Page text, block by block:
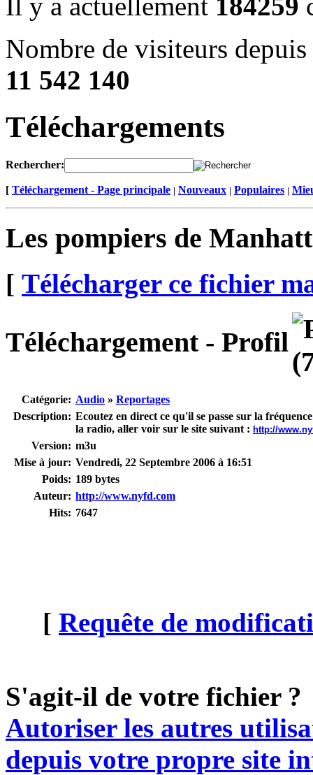
Nombre de visiteurs
11 542 140
Téléchargements
Rechercher:
[ Téléchargement - Page principale | Nouveaux | Populaires |
Les pompiers de
[ Télécharger ce fichier
Téléchargement - Profil
Catégorie: Audio » Reportages
Description: Ecoutez en direct ce qu'il se passe sur la
la radio, aller voir sur le site suivant : http://
Version: m3u
Mise à jour: Vendredi, 22 Septembre 2006 à 16:51
Poids: 189 bytes
Auteur: http://www.nyfd.com
Hits: 7647
[ Requête de
S'agit-il de votre fichier ?
Autoriser les autres
depuis votre propre site